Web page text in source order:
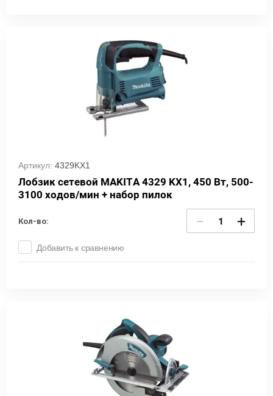
Артикул: 4329KX1
Лобзик сетевой MAKITA 4329 KX1, 450 Вт, 500-
3100 ходов/мин + набор пилок
Кол-во: − +
Добавить к сравнению